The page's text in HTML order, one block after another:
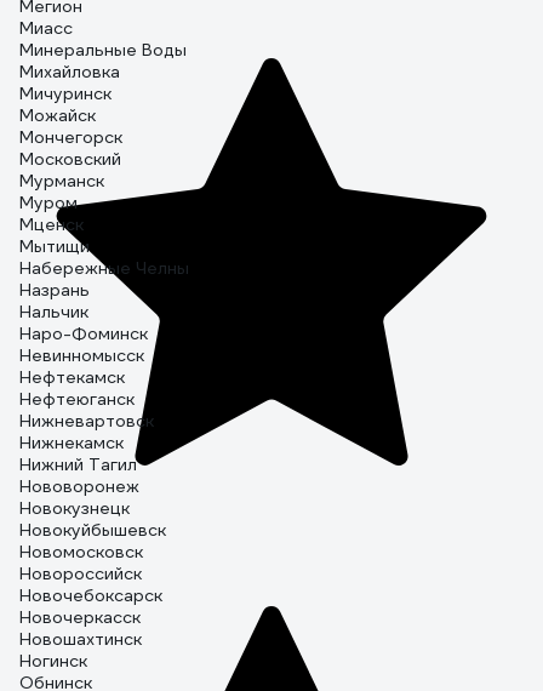
Мегион
Миасс
Минеральные Воды
Михайловка
Мичуринск
Можайск
Мончегорск
Московский
Мурманск
Муром
Мценск
Мытищи
Набережные Челны
Назрань
Нальчик
Наро-Фоминск
Невинномысск
Нефтекамск
Нефтеюганск
Нижневартовск
Нижнекамск
Нижний Тагил
Нововоронеж
Новокузнецк
Новокуйбышевск
Новомосковск
Новороссийск
Новочебоксарск
Новочеркасск
Новошахтинск
Ногинск
Обнинск